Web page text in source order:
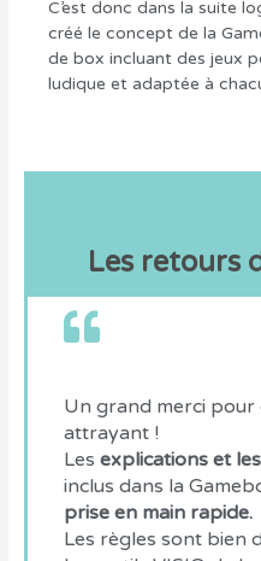
C’est donc dans la suite
créé le concept de la
de box incluant des jeux
ludique et adaptée à
Les retours
Un grand merci pour
attrayant !
Les explications et
inclus dans la
prise en main rapide.
Les règles sont bien